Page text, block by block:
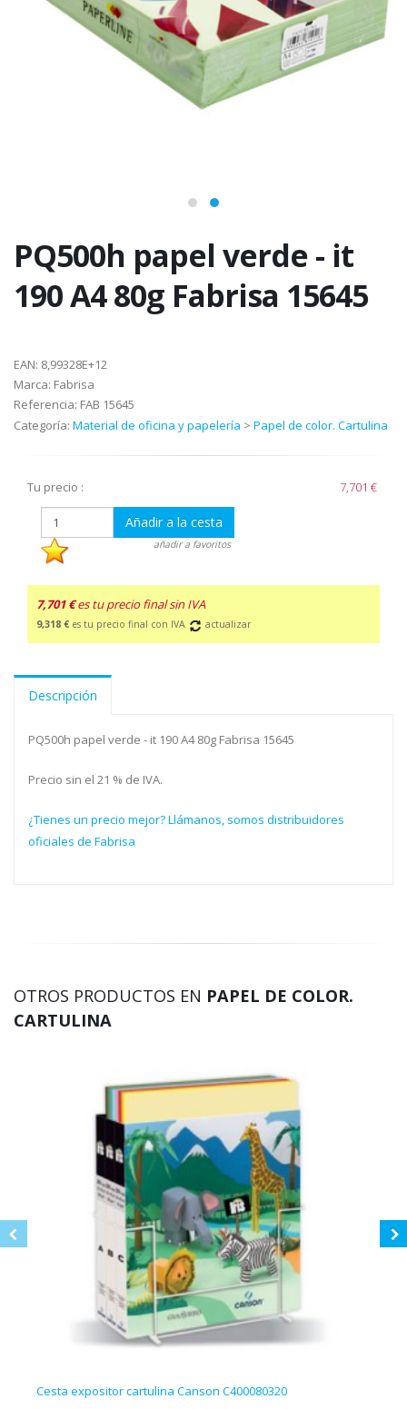
PQ500h papel verde - it
190 A4 80g Fabrisa 15645
EAN: 8,99328E+12
Marca: Fabrisa
Referencia: FAB 15645
Categoría: Material de oficina y papelería > Papel de color. Cartulina
Tu precio : 7,701 €
Añadir a la cesta
añadir a favoritos
7,701 € es tu precio final sin IVA
9,318 € es tu precio final con IVA actualizar
Descripción
PQ500h papel verde - it 190 A4 80g Fabrisa 15645
Precio sin el 21 % de IVA.
¿Tienes un precio mejor? Llámanos, somos distribuidores
oficiales de Fabrisa
OTROS PRODUCTOS EN PAPEL DE COLOR.
CARTULINA
Cesta expositor cartulina Canson C400080320